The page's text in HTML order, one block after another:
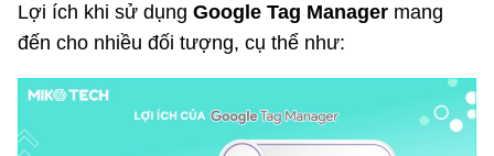
Lợi ích khi sử dụng Google Tag Manager mang
đến cho nhiều đối tượng, cụ thể như: